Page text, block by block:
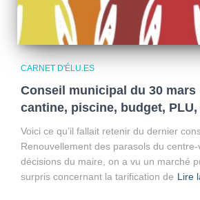
CARNET D'ÉLU.ES
Conseil municipal du 30 mars
cantine, piscine, budget, PLU,
Voici ce qu’il fallait retenir du dernier
Renouvellement des parasols du
décisions du maire, on a vu un marché
surpris concernant la tarification de Lire